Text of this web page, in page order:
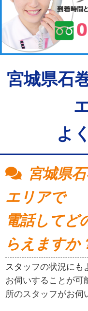
宮城県石
よ
宮城県
エリアで
電話してど
らえますか
スタッフの状況にも
お伺いすることが可
所のスタッフがお伺